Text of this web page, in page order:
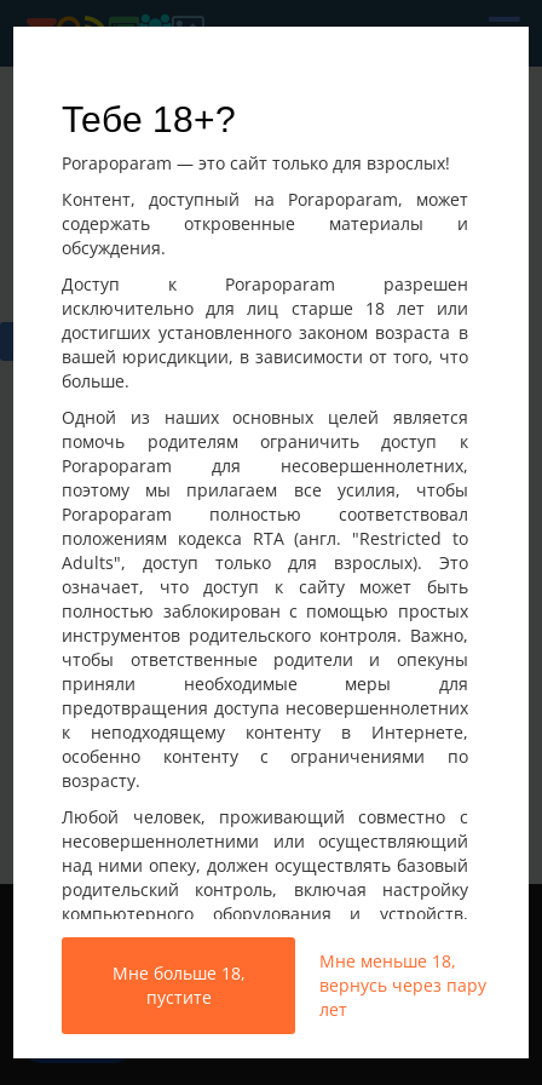
Тебе 18+?
Porapoparam — это сайт только для взрослых!
Контент, доступный на Porapoparam, может
содержать откровенные материалы и
обсуждения.
Доступ к Porapoparam разрешен
исключительно для лиц старше 18 лет или
достигших установленного законом возраста в
вашей юрисдикции, в зависимости от того, что
больше.
Одной из наших основных целей является
помочь родителям ограничить доступ к
Porapoparam для несовершеннолетних,
поэтому мы прилагаем все усилия, чтобы
Porapoparam полностью соответствовал
положениям кодекса RTA (англ. "Restricted to
Adults", доступ только для взрослых). Это
означает, что доступ к сайту может быть
полностью заблокирован с помощью простых
инструментов родительского контроля. Важно,
чтобы ответственные родители и опекуны
приняли необходимые меры для
предотвращения доступа несовершеннолетних
к неподходящему контенту в Интернете,
особенно контенту с ограничениями по
возрасту.
Любой человек, проживающий совместно с
несовершеннолетними или осуществляющий
над ними опеку, должен осуществлять базовый
родительский контроль, включая настройку
компьютерного оборудования и устройств,
установку программного обеспечения или
подключение услуг фильтрации от провайдера,
чтобы заблокировать доступ
несовершеннолетних к неподходящему
контенту.
Мне больше 18,
пустите
Мне меньше 18,
вернусь через пару
лет
07-08-2026 16:37
Украина,
Фото Активность
Детали анкеты
Имя на сайте
Ivan
Возраст
45-50 лет
Страна
Украина
Город Лубны
Немного о себе:
чЖч в Запоріжжі або Харкові ,всі питання в
тг,@zx1712
Все права защищены © 2013-2026
Свинг знакомства не только в Украине
Мы используем файлы cookie, чтобы обеспечить
наилучшее качество работы на нашем сайте.
Подробнее узнать о том, какие файлы cookie мы
используем, или отключить их можно в разделе